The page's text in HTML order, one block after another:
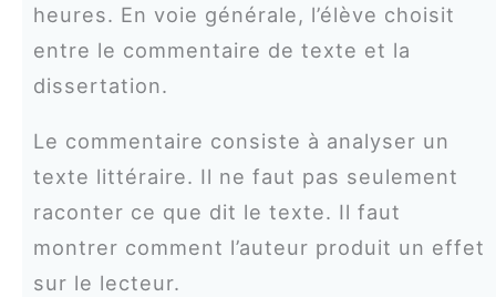
heures. En voie générale, l’élève choisit
entre le commentaire de texte et la
dissertation.
Le commentaire consiste à analyser un
texte littéraire. Il ne faut pas seulement
raconter ce que dit le texte. Il faut
montrer comment l’auteur produit un effet
sur le lecteur.